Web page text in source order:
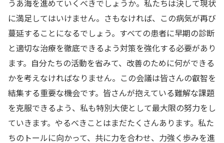
うあ海を進めていくべきでしょうか。私たちは決して現状
に満足してはいけません。さもなければ、この病気が再び
蔓延することになるでしょう。すべての患者に早期の診断
と適切な治療を徹底できるよう対策を強化する必要があり
ます。自分たちの活動を省みて、改善のために何ができる
かを考えなければなりません。この会議は皆さんの叡智を
結集する重要な機会です。皆さんが抱えている難解な課題
を克服できるよう、私も特別大使として最大限の努力をし
ていきます。やるべきことはまだたくさんあります。私た
ちのトールに向かって、共に力を合わせ、力強く歩みを進